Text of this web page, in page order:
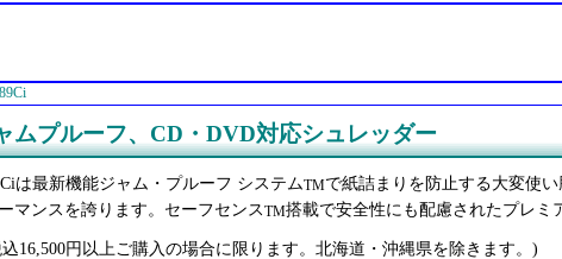
ムプルーフ、CD・DVD対応シュレッダー
は最新機能ジャム・プルーフ システムTMで紙詰まりを防止する大変使
マンスを誇ります。セーフセンスTM搭載で安全性にも配慮されたプレミ
16,500円以上ご購入の場合に限ります。北海道・沖縄県を除きます。)